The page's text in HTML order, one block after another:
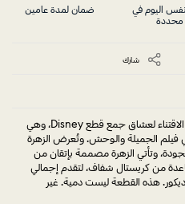
اليوم في
ضمان لمدة عامين
شارك
تمثل فكرة هدية رومانسية وقطعة واجبة الاقتناء لعشاق جمع قطع Disney، وهي
فيلم الجميلة والوحش. وتُعرض الزهرة
وتأتي الزهرة مصممة بإتقان من
من كريستال شفاف، لتقدم إجمالي
223 وجهًا. قطعة ديكور. هذه القطعة ليست دمية. غير